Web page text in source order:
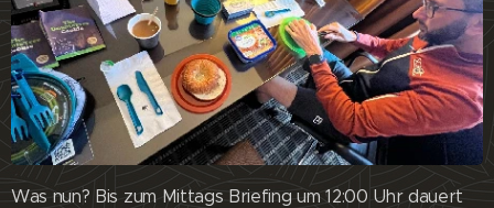
Was nun? Bis zum Mittags Briefing um 12:00 Uhr dauert